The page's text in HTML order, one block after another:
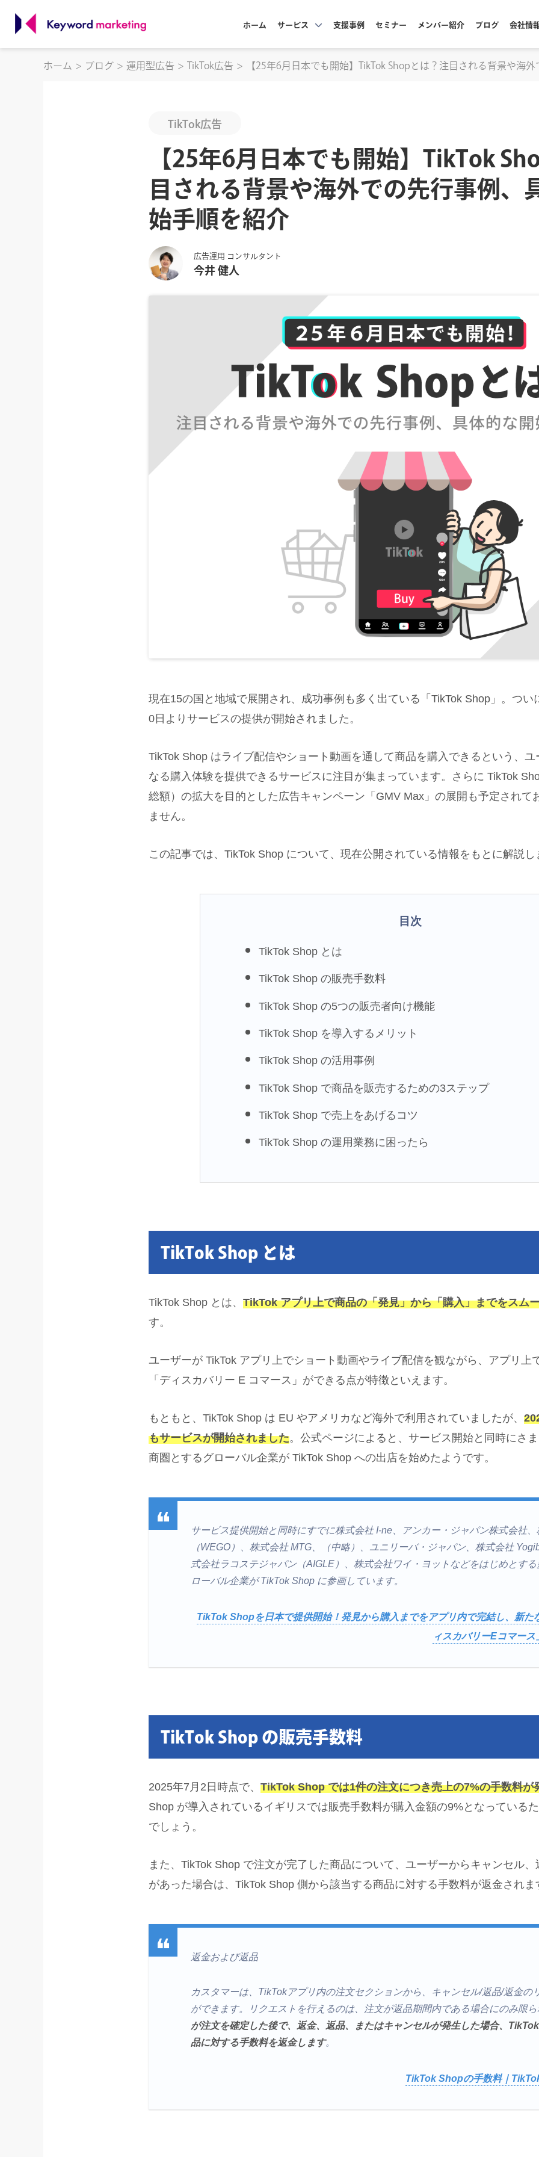
ホーム サービス 支援事例 セミナー メンバー紹介 ブログ 会社情
ホーム ブログ 運用型広告 TikTok広告 【25年6月日本でも開始】TikTok Shopとは？注目される背景や海
TikTok広告
【25年6月日本でも開始】TikTok
目される背景や海外での先行事例、
始手順を紹介
広告運用 コンサルタント
今井 健人
現在15の国と地域で展開され、成功事例も多く出ている「TikTok Shop」。つい
0日よりサービスの提供が開始されました。
TikTok Shop はライブ配信やショート動画を通して商品を購入できるという、
なる購入体験を提供できるサービスに注目が集まっています。さらに TikTok
総額）の拡大を目的とした広告キャンペーン「GMV Max」の展開も予定されて
ません。
この記事では、TikTok Shop について、現在公開されている情報をもとに解説し
目次
TikTok Shop とは
TikTok Shop の販売手数料
TikTok Shop の5つの販売者向け機能
TikTok Shop を導入するメリット
TikTok Shop の活用事例
TikTok Shop で商品を販売するための3ステップ
TikTok Shop で売上をあげるコツ
TikTok Shop の運用業務に困ったら
TikTok Shop とは
TikTok Shop とは、 TikTok アプリ上で商品の「発見」から「購入」までをスム
す。
ユーザーが TikTok アプリ上でショート動画やライブ配信を観ながら、アプリ上
「ディスカバリー E コマース」ができる点が特徴といえます。
もともと、TikTok Shop は EU やアメリカなど海外で利用されていましたが、
もサービスが開始されました。公式ページによると、サービス開始と同時にさ
商圏とするグローバル企業が TikTok Shop への出店を始めたようです。
サービス提供開始と同時にすでに株式会社 I-ne、アンカー・ジャパン株式会社
（WEGO）、株式会社 MTG、（中略）、ユニリーバ・ジャパン、株式会社
式会社ラコステジャパン（AIGLE）、株式会社ワイ・ヨットなどをはじめとす
ローバル企業が TikTok Shop に参画しています。
TikTok Shopを日本で提供開始！発見から購入までをアプリ内で完結し、新た
ィスカバリーEコマー
TikTok Shop の販売手数料
2025年7月2日時点で、 TikTok Shop では1件の注文につき売上の7%の手数料が
Shop が導入されているイギリスでは販売手数料が購入金額の9%となっている
でしょう。
また、TikTok Shop で注文が完了した商品について、ユーザーからキャンセル
があった場合は、TikTok Shop 側から該当する商品に対する手数料が返金されま
返金および返品
カスタマーは、TikTokアプリ内の注文セクションから、キャンセル/返品/返金の
ができます。リクエストを行えるのは、注文が返品期間内である場合にのみ限
が注文を確定した後で、返金、返品、またはキャンセルが発生した場合、
品に対する手数料を返金します。
TikTok Shopの手数料｜